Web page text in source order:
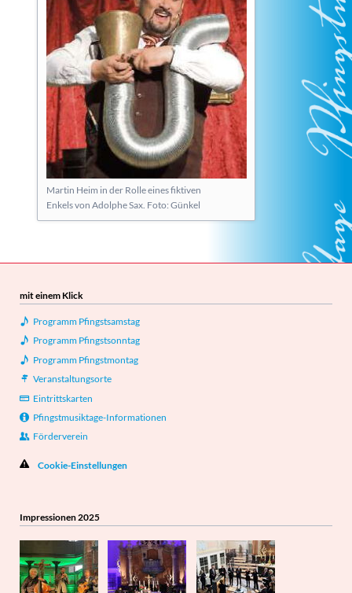
Martin Heim in der Rolle eines fiktiven
Enkels von Adolphe Sax. Foto: Günkel
mit einem Klick
Programm Pfingstsamstag
Programm Pfingstsonntag
Programm Pfingstmontag
Veranstaltungsorte
Eintrittskarten
Pfingstmusiktage-Informationen
Förderverein
Cookie-Einstellungen
Impressionen 2025